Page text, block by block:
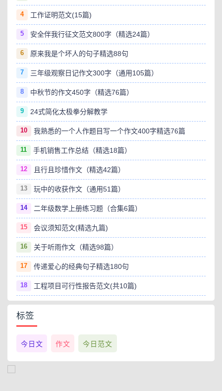
4 工作证明范文(15篇)
5 安全伴我行征文范文800字（精选24篇）
6 原来我是个坏人的句子精选88句
7 三年级观察日记作文300字（通用105篇）
8 中秋节的作文450字（精选76篇）
9 24式简化太极拳分解教学
10 我熟悉的一个人作题目写一个作文400字精选76篇
11 手机销售工作总结（精选18篇）
12 且行且珍惜作文（精选42篇）
13 玩中的收获作文（通用51篇）
14 二年级数学上册练习题（合集6篇）
15 会议须知范文(精选九篇)
16 关于听雨作文（精选98篇）
17 传递爱心的经典句子精选180句
18 工程项目可行性报告范文(共10篇)
标签
今日文 作文 今日范文